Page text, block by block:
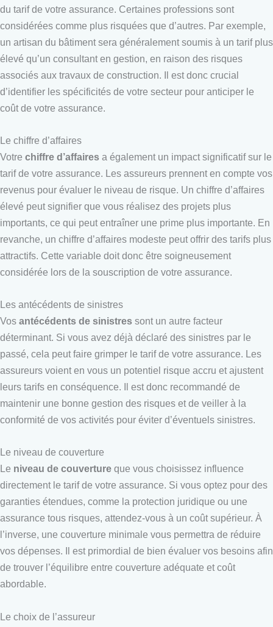
du tarif de votre assurance. Certaines professions sont
considérées comme plus risquées que d’autres. Par exemple,
un artisan du bâtiment sera généralement soumis à un tarif plus
élevé qu’un consultant en gestion, en raison des risques
associés aux travaux de construction. Il est donc crucial
d’identifier les spécificités de votre secteur pour anticiper le
coût de votre assurance.
Le chiffre d’affaires
Votre chiffre d’affaires a également un impact significatif sur le
tarif de votre assurance. Les assureurs prennent en compte vos
revenus pour évaluer le niveau de risque. Un chiffre d’affaires
élevé peut signifier que vous réalisez des projets plus
importants, ce qui peut entraîner une prime plus importante. En
revanche, un chiffre d’affaires modeste peut offrir des tarifs plus
attractifs. Cette variable doit donc être soigneusement
considérée lors de la souscription de votre assurance.
Les antécédents de sinistres
Vos antécédents de sinistres sont un autre facteur
déterminant. Si vous avez déjà déclaré des sinistres par le
passé, cela peut faire grimper le tarif de votre assurance. Les
assureurs voient en vous un potentiel risque accru et ajustent
leurs tarifs en conséquence. Il est donc recommandé de
maintenir une bonne gestion des risques et de veiller à la
conformité de vos activités pour éviter d’éventuels sinistres.
Le niveau de couverture
Le niveau de couverture que vous choisissez influence
directement le tarif de votre assurance. Si vous optez pour des
garanties étendues, comme la protection juridique ou une
assurance tous risques, attendez-vous à un coût supérieur. À
l’inverse, une couverture minimale vous permettra de réduire
vos dépenses. Il est primordial de bien évaluer vos besoins afin
de trouver l’équilibre entre couverture adéquate et coût
abordable.
Le choix de l’assureur